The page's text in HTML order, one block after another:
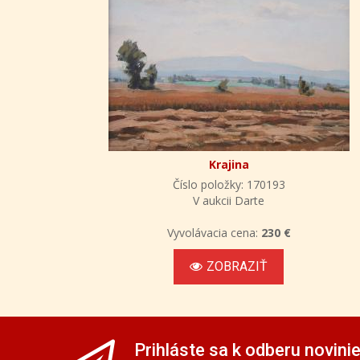
Krajina
Číslo položky: 170193
V aukcii Darte
Vyvolávacia cena: 230 €
ZOBRAZIŤ
Prihláste sa k odberu